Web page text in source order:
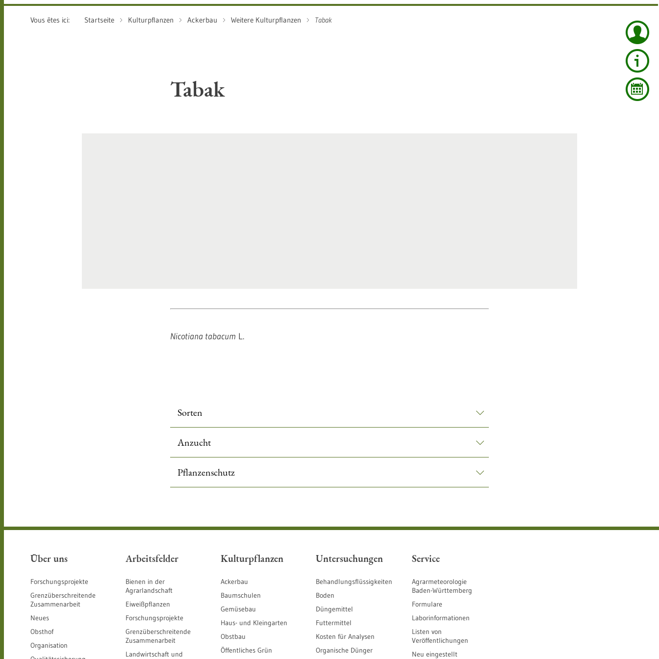
Vous êtes ici: Startseite Kulturpflanzen Ackerbau Weitere Kulturpflanzen Tabak
Tabak
Nicotiana tabacum L.
Sorten
Anzucht
Pflanzenschutz
Über uns
Forschungsprojekte
Grenzüberschreitende
Zusammenarbeit
Neues
Obsthof
Organisation
Arbeitsfelder
Bienen in der
Agrarlandschaft
Eiweißpflanzen
Forschungsprojekte
Grenzüberschreitende
Zusammenarbeit
Landwirtschaft und
Kulturpflanzen
Ackerbau
Baumschulen
Gemüsebau
Haus- und Kleingarten
Obstbau
Öffentliches Grün
Untersuchungen
Behandlungsflüssigkeiten
Boden
Düngemittel
Futtermittel
Kosten für Analysen
Organische Dünger
Service
Agrarmeteorologie
Baden-Württemberg
Formulare
Laborinformationen
Listen von
Veröffentlichungen
Neu eingestellt